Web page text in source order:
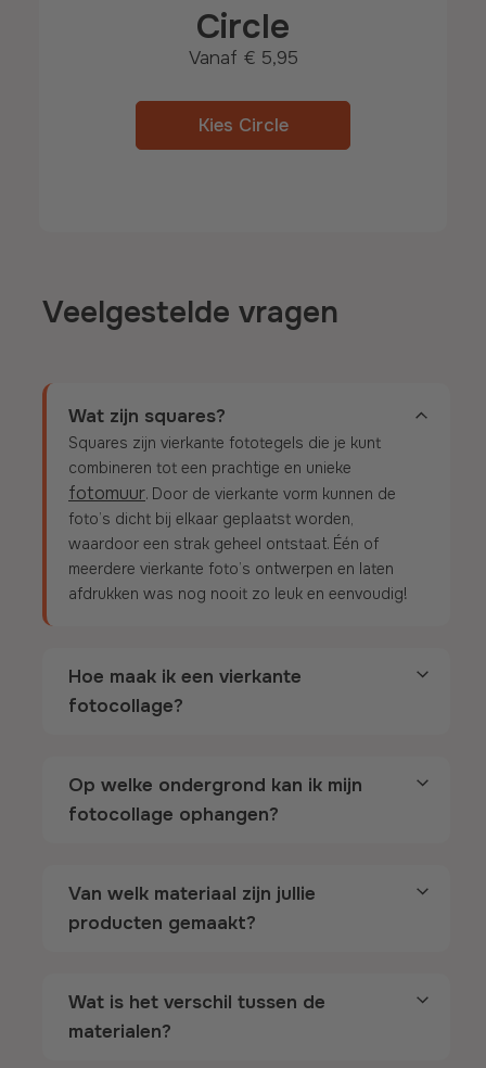
Circle
Vanaf € 5,95
Kies Circle
Veelgestelde vragen
Wat zijn squares?
Squares zijn vierkante fototegels die je kunt
combineren tot een prachtige en unieke
fotomuur. Door de vierkante vorm kunnen de
foto’s dicht bij elkaar geplaatst worden,
waardoor een strak geheel ontstaat. Één of
meerdere vierkante foto’s ontwerpen en laten
afdrukken was nog nooit zo leuk en eenvoudig!
Hoe maak ik een vierkante
fotocollage?
Op welke ondergrond kan ik mijn
fotocollage ophangen?
Van welk materiaal zijn jullie
producten gemaakt?
Wat is het verschil tussen de
materialen?